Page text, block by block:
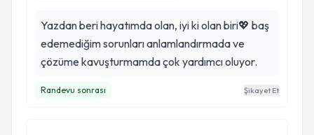
Yazdan beri hayatımda olan, iyi ki olan biri💖 baş
edemediğim sorunları anlamlandırmada ve
çözüme kavuşturmamda çok yardımcı oluyor.
Randevu sonrası Şikayet Et